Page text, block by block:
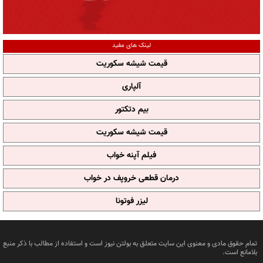
لینک های مفید
قیمت شیشه سکوریت
آلپاری
بیم دتکتور
قیمت شیشه سکوریت
فیلم آپنه خواب
درمان قطعی خروپف در خواب
لیزر فوتونا
تمام حقوق مادی و معنوی این سایت متعلق به بولتن نیوز است و استفاده از مطالب با ذکر منبع
بلامانع است.